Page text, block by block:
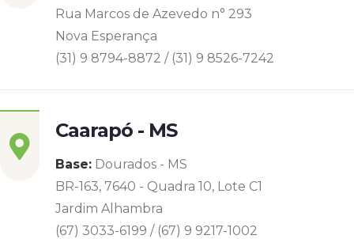
Rua Marcos de Azevedo n° 293
Nova Esperança
(31) 9 8794-8872 / (31) 9 8526-7242
Caarapó - MS
Base: Dourados - MS
BR-163, 7640 - Quadra 10, Lote C1
Jardim Alhambra
(67) 3033-6199 / (67) 9 9217-1002